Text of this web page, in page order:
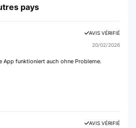
pays
AVIS VÉRIFIÉ
20/02/2026
App funktioniert auch ohne Probleme.
AVIS VÉRIFIÉ